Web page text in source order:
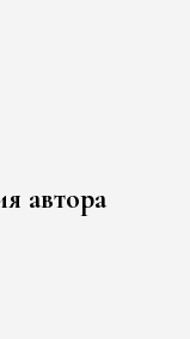
автора